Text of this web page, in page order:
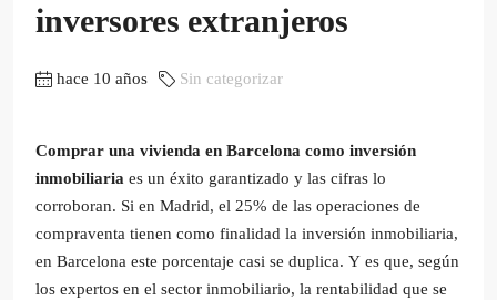
inversores extranjeros
hace 10 años Sin categorizar
Comprar una vivienda en Barcelona como inversión
inmobiliaria es un éxito garantizado y las cifras lo
corroboran. Si en Madrid, el 25% de las operaciones de
compraventa tienen como finalidad la inversión inmobiliaria,
en Barcelona este porcentaje casi se duplica. Y es que, según
los expertos en el sector inmobiliario, la rentabilidad que se